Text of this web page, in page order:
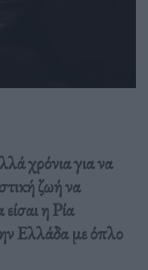
χρόνια για να
ζωή να
η Ρία
Ελλάδα με όπλο